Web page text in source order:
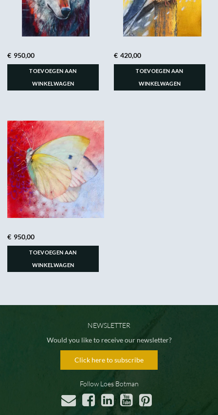
€ 950,00
TOEVOEGEN AAN
WINKELWAGEN
€ 420,00
TOEVOEGEN AAN
WINKELWAGEN
€ 950,00
TOEVOEGEN AAN
WINKELWAGEN
NEWSLETTER
Would you like to receive our newsletter?
Click here to subscribe
Follow Loes Botman